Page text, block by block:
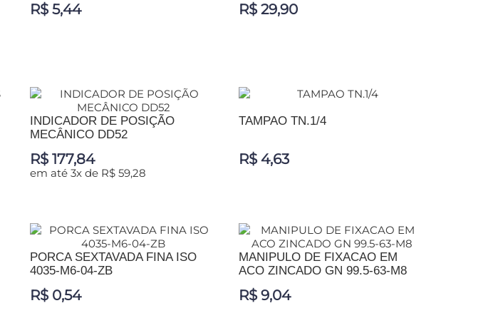
R$ 5,44 R$ 29,90
INDICADOR DE POSIÇÃO
MECÂNICO DD52
R$ 177,84
em até 3x de R$ 59,28
TAMPAO TN.1/4
R$ 4,63
PORCA SEXTAVADA FINA ISO
4035-M6-04-ZB
R$ 0,54
MANIPULO DE FIXACAO EM
ACO ZINCADO GN 99.5-63-M8
R$ 9,04